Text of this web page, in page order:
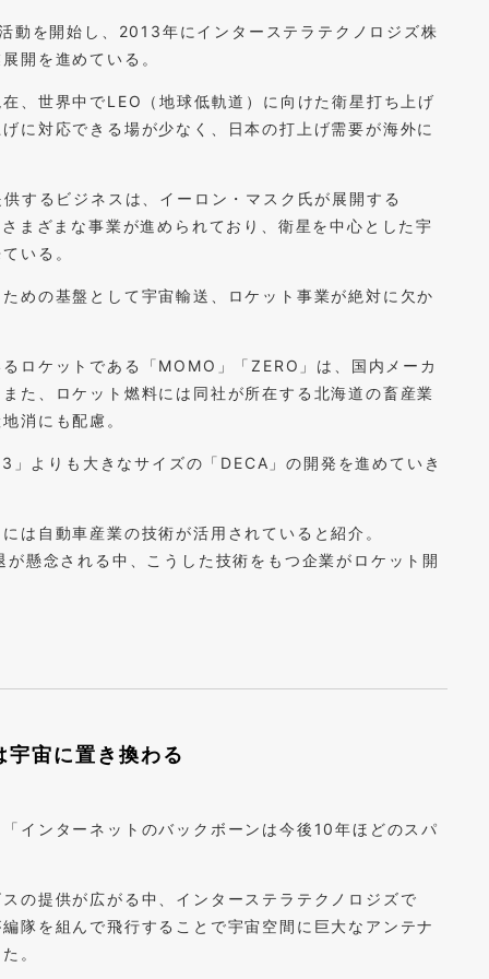
を開始し、2013年にインターステラテクノロジズ株
開を進めている。
、世界中でLEO（地球低軌道）に向けた衛星打ち上げ
に対応できる場が少なく、日本の打上げ需要が海外に
するビジネスは、イーロン・マスク氏が展開する
ざまな事業が進められており、衛星を中心とした宇
いる。
めの基盤として宇宙輸送、ロケット事業が絶対に欠か
ロケットである「MOMO」「ZERO」は、国内メーカ
た、ロケット燃料には同社が所在する北海道の畜産業
消にも配慮。
よりも大きなサイズの「DECA」の開発を進めていき
は自動車産業の技術が活用されていると紹介。
懸念される中、こうした技術をもつ企業がロケット開
宙に置き換わる
インターネットのバックボーンは今後10年ほどのスパ
の提供が広がる中、インターステラテクノロジズで
隊を組んで飛行することで宇宙空間に巨大なアンテナ
。